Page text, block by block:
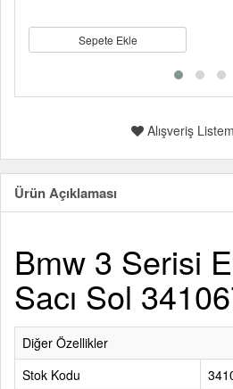
Sepete Ekle
Alışveriş
Ürün Açıklaması
Bmw 3 Serisi
Sacı Sol
Diğer Özellikler
Stok Kodu